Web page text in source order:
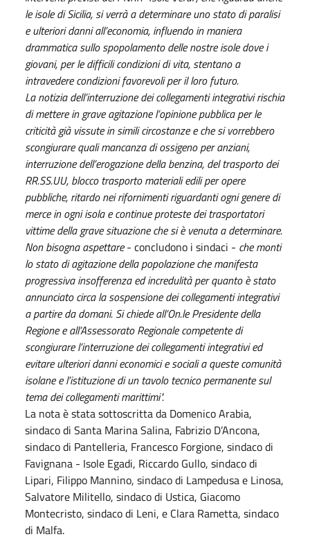
le isole di Sicilia, si verrà a determinare uno stato di paralisi
e ulteriori danni all’economia, influendo in maniera
drammatica sullo spopolamento delle nostre isole dove i
giovani, per le difficili condizioni di vita, stentano a
intravedere condizioni favorevoli per il loro futuro.
La notizia dell’interruzione dei collegamenti integrativi rischia
di mettere in grave agitazione l’opinione pubblica per le
criticità già vissute in simili circostanze e che si vorrebbero
scongiurare quali mancanza di ossigeno per anziani,
interruzione dell’erogazione della benzina, del trasporto dei
RR.SS.UU, blocco trasporto materiali edili per opere
pubbliche, ritardo nei rifornimenti riguardanti ogni genere di
merce in ogni isola e continue proteste dei trasportatori
vittime della grave situazione che si è venuta a determinare.
Non bisogna aspettare- concludono i sindaci - che monti
lo stato di agitazione della popolazione che manifesta
progressiva insofferenza ed incredulità per quanto è stato
annunciato circa la sospensione dei collegamenti integrativi
a partire da domani. Si chiede all’On.le Presidente della
Regione e all’Assessorato Regionale competente di
scongiurare l’interruzione dei collegamenti integrativi ed
evitare ulteriori danni economici e sociali a queste comunità
isolane e l’istituzione di un tavolo tecnico permanente sul
tema dei collegamenti marittimi".
La nota è stata sottoscritta da Domenico Arabia,
sindaco di Santa Marina Salina, Fabrizio D’Ancona,
sindaco di Pantelleria, Francesco Forgione, sindaco di
Favignana - Isole Egadi, Riccardo Gullo, sindaco di
Lipari, Filippo Mannino, sindaco di Lampedusa e Linosa,
Salvatore Militello, sindaco di Ustica, Giacomo
Montecristo, sindaco di Leni, e Clara Rametta, sindaco
di Malfa.